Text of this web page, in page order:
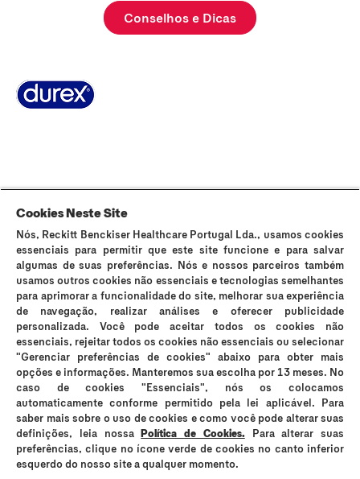
Conselhos e Dicas
Os preservativos Durex são dispositivos médicos de uso único e podem
ser utilizados para fins contracetivos e prevenção da transmissão de
infeções sexualmente transmissíveis (IST). Durex Lubrificantes e Durex
Massage 2in1 são dispositivos médicos que suavizam a secura vaginal e
os incómodos íntimos e são compatíveis com preservativos, no entanto
não são contracetivos e não contêm espermicida. Os lubrificantes Durex
podem reduzir a mobilidade do esperma; se está a tentar engravidar,
consulte o seu médico. Em caso de sensibilidade ao látex, consulte o seu
médico antes de utilizar os preservativos. Os preservativos Durex Placer
Prolongado e Durex Mutual Clímax não devem ser utilizados quando
qualquer dos parceiros sofrer de problemas respiratórios. Nenhum método
contracetivo garante 100% de prevenção da gravidez ou transmissão de
IST. Evite o contacto com os olhos, cortes, pele ferida ou irritada. Leia
atentamente a rotulagem e as instruções de utilização. Em caso de dúvida
consulte o seu médico ou farmacêutico. Se sentir irritação ou desconforto
interrompa o seu uso. Em caso de persistência dos sintomas, se sentir
Cookies Neste Site
Nós, Reckitt Benckiser Healthcare Portugal Lda., usamos cookies
essenciais para permitir que este site funcione e para salvar
algumas de suas preferências. Nós e nossos parceiros também
usamos outros cookies não essenciais e tecnologias semelhantes
para aprimorar a funcionalidade do site, melhorar sua experiência
de navegação, realizar análises e oferecer publicidade
personalizada. Você pode aceitar todos os cookies não
essenciais, rejeitar todos os cookies não essenciais ou selecionar
"Gerenciar preferências de cookies" abaixo para obter mais
opções e informações. Manteremos sua escolha por 13 meses. No
caso de cookies "Essenciais", nós os colocamos
automaticamente conforme permitido pela lei aplicável. Para
saber mais sobre o uso de cookies e como você pode alterar suas
definições, leia nossaPolítica de Cookies.Para alterar suas
preferências, clique no ícone verde de cookies no canto inferior
esquerdo do nosso site a qualquer momento.